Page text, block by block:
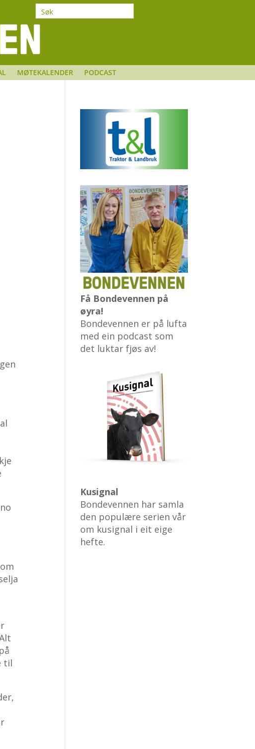
MØTEKALENDER PODCAST
til
Få Bondevennen på
øyra!
Bondevennen er på lufta
med ein podcast som
det luktar fjøs av!
Kusignal
Bondevennen har samla
den populære serien vår
om kusignal i eit eige
hefte.